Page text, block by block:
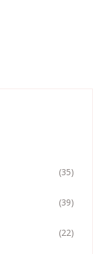
(35)
(39)
(22)